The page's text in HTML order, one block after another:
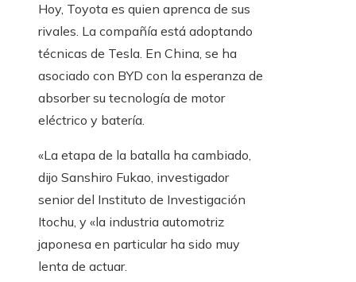
Hoy, Toyota es quien aprenca de sus
rivales. La compañía está adoptando
técnicas de Tesla. En China, se ha
asociado con BYD con la esperanza de
absorber su tecnología de motor
eléctrico y batería.
«La etapa de la batalla ha cambiado,
dijo Sanshiro Fukao, investigador
senior del Instituto de Investigación
Itochu, y «la industria automotriz
japonesa en particular ha sido muy
lenta de actuar.